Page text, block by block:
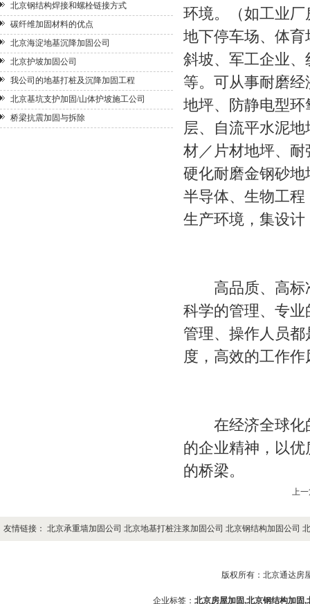
北京钢结构焊接和螺栓链接方式
碳纤维加固材料的优点
北京海淀地基沉降加固公司
北京护坡加固公司
我公司的地基打桩及沉降加固工程
北京基坑支护加固/山体护坡施工公司
桥梁抗震加固与拆除
环境。（如工业
地下停车场、体
斜坡、军工企业
等。可从事耐磨
地坪、防静电型
层、自流平水泥
材／片材地坪、
硬化耐磨金钢砂
半导体、生物工
生产环境，集设
高品质、高标准
科学的管理、专
管理、操作人员
度，高效的工作
在经济全球化的
的企业精神，以
的桥梁。
上
友情链接： 北京承重墙加固公司 北京地基打桩注浆加固公司 北京钢结构加固公司
版权所有： 北京通达房
企业标签： 北京房屋加固,北京钢结构加固,